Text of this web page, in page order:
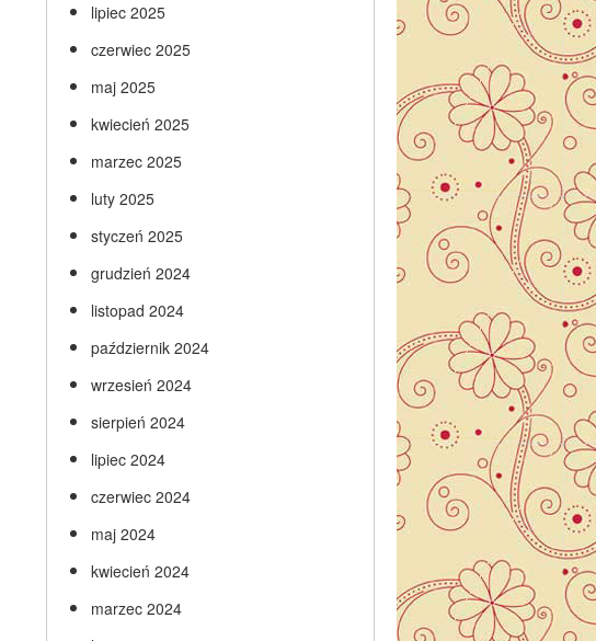
lipiec 2025
czerwiec 2025
maj 2025
kwiecień 2025
marzec 2025
luty 2025
styczeń 2025
grudzień 2024
listopad 2024
październik 2024
wrzesień 2024
sierpień 2024
lipiec 2024
czerwiec 2024
maj 2024
kwiecień 2024
marzec 2024